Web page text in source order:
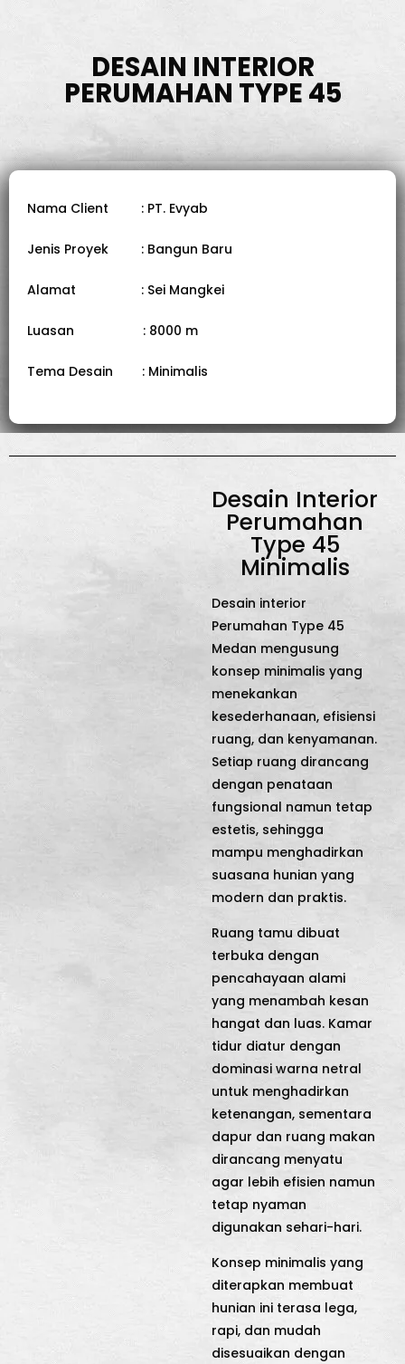
DESAIN INTERIOR
PERUMAHAN TYPE 45
Nama Client : PT. Evyab
Jenis Proyek : Bangun Baru
Alamat : Sei Mangkei
Luasan : 8000 m
Tema Desain : Minimalis
Desain Interior
Perumahan
Type 45
Minimalis
Desain interior
Perumahan Type 45
Medan mengusung
konsep minimalis yang
menekankan
kesederhanaan, efisiensi
ruang, dan kenyamanan.
Setiap ruang dirancang
dengan penataan
fungsional namun tetap
estetis, sehingga
mampu menghadirkan
suasana hunian yang
modern dan praktis.
Ruang tamu dibuat
terbuka dengan
pencahayaan alami
yang menambah kesan
hangat dan luas. Kamar
tidur diatur dengan
dominasi warna netral
untuk menghadirkan
ketenangan, sementara
dapur dan ruang makan
dirancang menyatu
agar lebih efisien namun
tetap nyaman
digunakan sehari-hari.
Konsep minimalis yang
diterapkan membuat
hunian ini terasa lega,
rapi, dan mudah
disesuaikan dengan